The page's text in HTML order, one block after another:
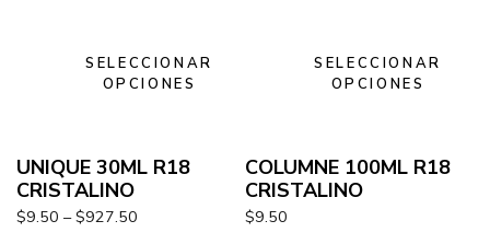
SELECCIONAR
OPCIONES
UNIQUE 30ML R18
CRISTALINO
$9.50 – $927.50
SELECCIONAR
OPCIONES
COLUMNE 100ML R18
CRISTALINO
$9.50